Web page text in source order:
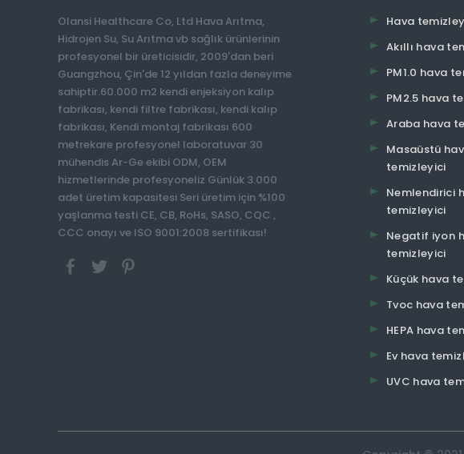
Olansi Healthcare Co, Ltd Hava Arıtma,
Hidrojen Su, Su Arıtma vb sağlık ürünlerinin
profesyonel bir üreticisidir, 2009'dan beri
Guangzhou, Çin'de 12 yıldan fazla deneyime
sahiptir.60.000 m2 kendi enjeksiyon kalıp
fabrikası, kendi filtre fabrikası, kendi kalıp
fabrikası, Kendi montaj fabrikası 600
metrekare profesyonel laboratuvar 30
mühendis Ar-Ge ekibi ODM, OEM
hizmetlerinde profesyoneliz Günlük 3.000
adet üretim kapasitesi Seri üretim için %100
yaşlanma testi CE, CB, RoHs, SASO, CQC ,
CCC onayı ve ISO 9001:2008 sertifikası!
Hava
Akıllı hava
PM1.0 hava
PM2.5 hava
Araba hava
Masaüstü
temizleyici
Nemlendirici
temizleyici
Negatif iyon
temizleyici
Küçük hava
Tvoc hava
HEPA hava
Ev hava
UVC hava